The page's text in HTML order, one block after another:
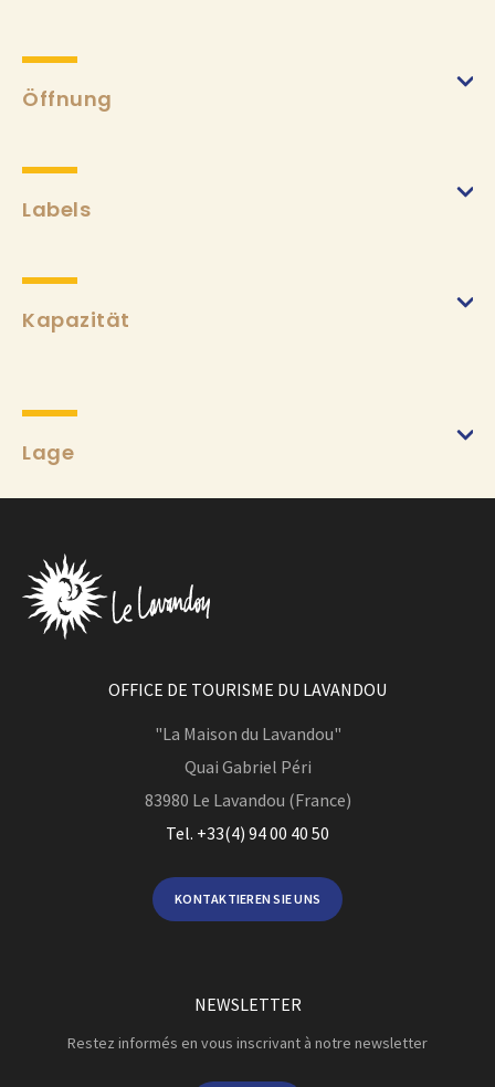
Öffnung
Labels
Kapazität
Lage
OFFICE DE TOURISME DU LAVANDOU
"La Maison du Lavandou"
Quai Gabriel Péri
83980 Le Lavandou (France)
Tel. +33(4) 94 00 40 50
KONTAKTIEREN SIE UNS
NEWSLETTER
Restez informés en vous inscrivant à notre newsletter